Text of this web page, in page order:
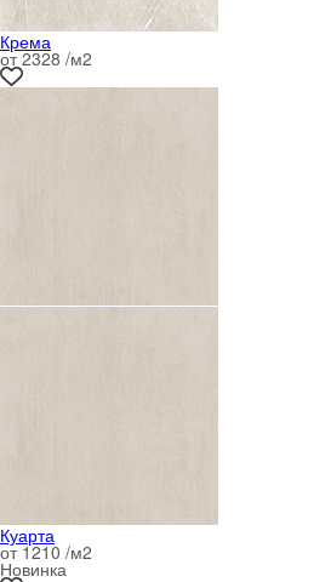
Крема
от 2328 /м2
Куарта
от 1210 /м2
Новинка